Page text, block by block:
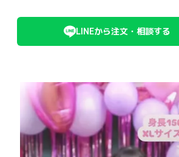
LINEから注文・相談する